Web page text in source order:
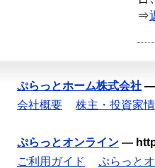
⇒
ぷらっとホーム株式会社 —
会社概要
株主・投資家
ぷらっとオンライン —
ご利用ガイド
ぷらっと